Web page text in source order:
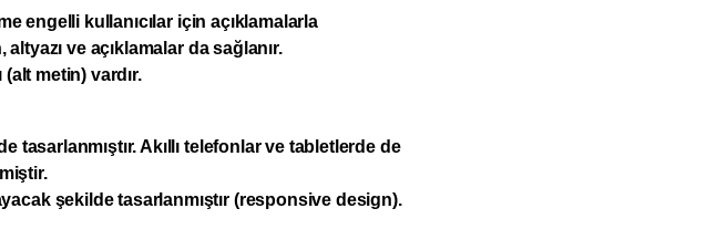
engelli kullanıcılar için açıklamalarla
ve açıklamalar da sağlanır.
metin) vardır.
Akıllı telefonlar ve tabletlerde de
şekilde tasarlanmıştır (responsive design).